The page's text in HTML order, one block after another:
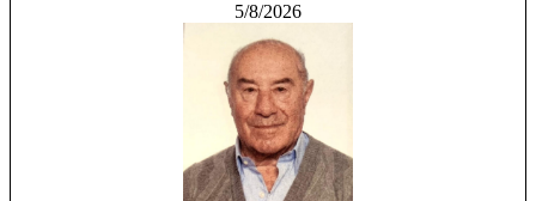
5/8/2026